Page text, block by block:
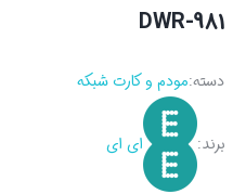
DWR-981
دسته:مودم و کارت شبکه
برند: ای ای